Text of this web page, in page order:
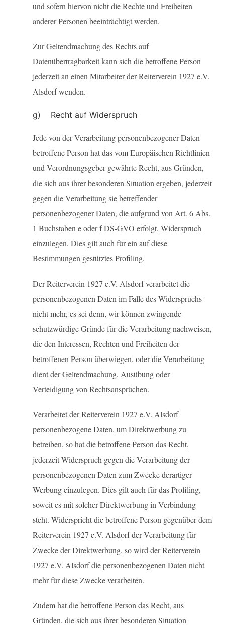
und sofern hiervon nicht die Rechte und Freiheiten
anderer Personen beeinträchtigt werden.
Zur Geltendmachung des Rechts auf
Datenübertragbarkeit kann sich die betroffene Person
jederzeit an einen Mitarbeiter der Reiterverein 1927 e.V.
Alsdorf wenden.
g) Recht auf Widerspruch
Jede von der Verarbeitung personenbezogener Daten
betroffene Person hat das vom Europäischen Richtlinien-
und Verordnungsgeber gewährte Recht, aus Gründen,
die sich aus ihrer besonderen Situation ergeben, jederzeit
gegen die Verarbeitung sie betreffender
personenbezogener Daten, die aufgrund von Art. 6 Abs.
1 Buchstaben e oder f DS-GVO erfolgt, Widerspruch
einzulegen. Dies gilt auch für ein auf diese
Bestimmungen gestütztes Profiling.
Der Reiterverein 1927 e.V. Alsdorf verarbeitet die
personenbezogenen Daten im Falle des Widerspruchs
nicht mehr, es sei denn, wir können zwingende
schutzwürdige Gründe für die Verarbeitung nachweisen,
die den Interessen, Rechten und Freiheiten der
betroffenen Person überwiegen, oder die Verarbeitung
dient der Geltendmachung, Ausübung oder
Verteidigung von Rechtsansprüchen.
Verarbeitet der Reiterverein 1927 e.V. Alsdorf
personenbezogene Daten, um Direktwerbung zu
betreiben, so hat die betroffene Person das Recht,
jederzeit Widerspruch gegen die Verarbeitung der
personenbezogenen Daten zum Zwecke derartiger
Werbung einzulegen. Dies gilt auch für das Profiling,
soweit es mit solcher Direktwerbung in Verbindung
steht. Widerspricht die betroffene Person gegenüber dem
Reiterverein 1927 e.V. Alsdorf der Verarbeitung für
Zwecke der Direktwerbung, so wird der Reiterverein
1927 e.V. Alsdorf die personenbezogenen Daten nicht
mehr für diese Zwecke verarbeiten.
Zudem hat die betroffene Person das Recht, aus
Gründen, die sich aus ihrer besonderen Situation